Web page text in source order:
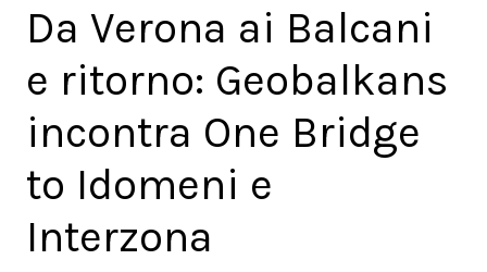
Da Verona ai Balcani
e ritorno: Geobalkans
incontra One Bridge
to Idomeni e
Interzona